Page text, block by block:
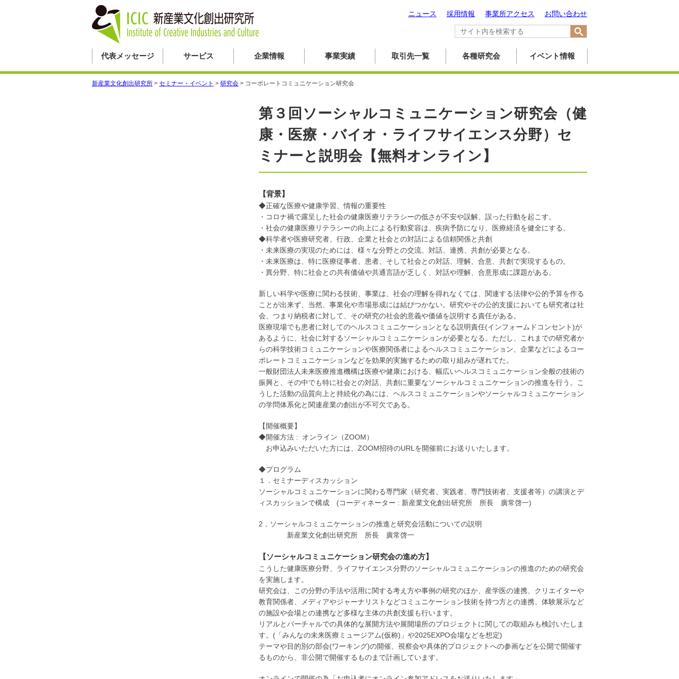
お問い合わせ
事業所アクセス
採用情報
ニュース
代表メッセージ サービス 企業情報 事業実績 取引先一覧 各種研究会 イベント情報
新産業文化創出研究所 > セミナー・イベント > 研究会 > コーポレートコミュニケーション研究会
第３回ソーシャルコミュニケーション研究会（健
康・医療・バイオ・ライフサイエンス分野）セ
ミナーと説明会【無料オンライン】
【背景】
◆正確な医療や健康学習、情報の重要性
・コロナ禍で露呈した社会の健康医療リテラシーの低さが不安や誤解、誤った行動を起こす。
・社会の健康医療リテラシーの向上による行動変容は、疾病予防になり、医療経済を健全にする。
◆科学者や医療研究者、行政、企業と社会との対話による信頼関係と共創
・未来医療の実現のためには、様々な分野との交流、対話、連携、共創が必要となる。
・未来医療は、特に医療従事者、患者、そして社会との対話、理解、合意、共創で実現するもの。
・異分野、特に社会との共有価値や共通言語が乏しく、対話や理解、合意形成に課題がある。
新しい科学や医療に関わる技術、事業は、社会の理解を得れなくては、関連する法律や公的予算を作る
ことが出来ず、当然、事業化や市場形成には結びつかない。研究やその公的支援においても研究者は社
会、つまり納税者に対して、その研究の社会的意義や価値を説明する責任がある。
医療現場でも患者に対してのヘルスコミュニケーションとなる説明責任(インフォームドコンセント)が
あるように、社会に対するソーシャルコミュニケーションが必要となる。ただし、これまでの研究者か
らの科学技術コミュニケーションや医療関係者によるヘルスコミュニケーション、企業などによるコー
ポレートコミュニケーションなどを効果的実施するための取り組みが遅れてた。
一般財団法人未来医療推進機構は医療や健康における、幅広いヘルスコミュニケーション全般の技術の
振興と、その中でも特に社会との対話、共創に重要なソーシャルコミュニケーションの推進を行う。こ
うした活動の品質向上と持続化の為には、ヘルスコミュニケーションやソーシャルコミュニケーション
の学問体系化と関連産業の創出が不可欠である。
【開催概要】
◆開催方法 : オンライン（ZOOM）
お申込みいただいた方には、ZOOM招待のURLを開催前にお送りいたします。
◆プログラム
１．セミナーディスカッション
ソーシャルコミュニケーションに関わる専門家（研究者、実践者、専門技術者、支援者等）の講演とデ
ィスカッションで構成 (コーディネーター : 新産業文化創出研究所 所長 廣常啓一)
2．ソーシャルコミュニケーションの推進と研究会活動についての説明
新産業文化創出研究所 所長 廣常啓一
【ソーシャルコミュニケーション研究会の進め方】
こうした健康医療分野、ライフサイエンス分野のソーシャルコミュニケーションの推進のための研究会
を実施します。
研究会は、この分野の手法や活用に関する考え方や事例の研究のほか、産学医の連携、クリエイターや
教育関係者、メディアやジャーナリストなどコミュニケーション技術を持つ方との連携、体験展示など
の施設や会場との連携など多様な主体の共創支援も行います。
リアルとバーチャルでの具体的な展開方法や展開場所のプロジェクトに関しての取組みも検討いたしま
す。(「みんなの未来医療ミュージアム(仮称)」や2025EXPO会場などを想定)
テーマや目的別の部会(ワーキング)の開催、視察会や具体的プロジェクトへの参画などを公開で開催す
るものから、非公開で開催するものまで計画しています。